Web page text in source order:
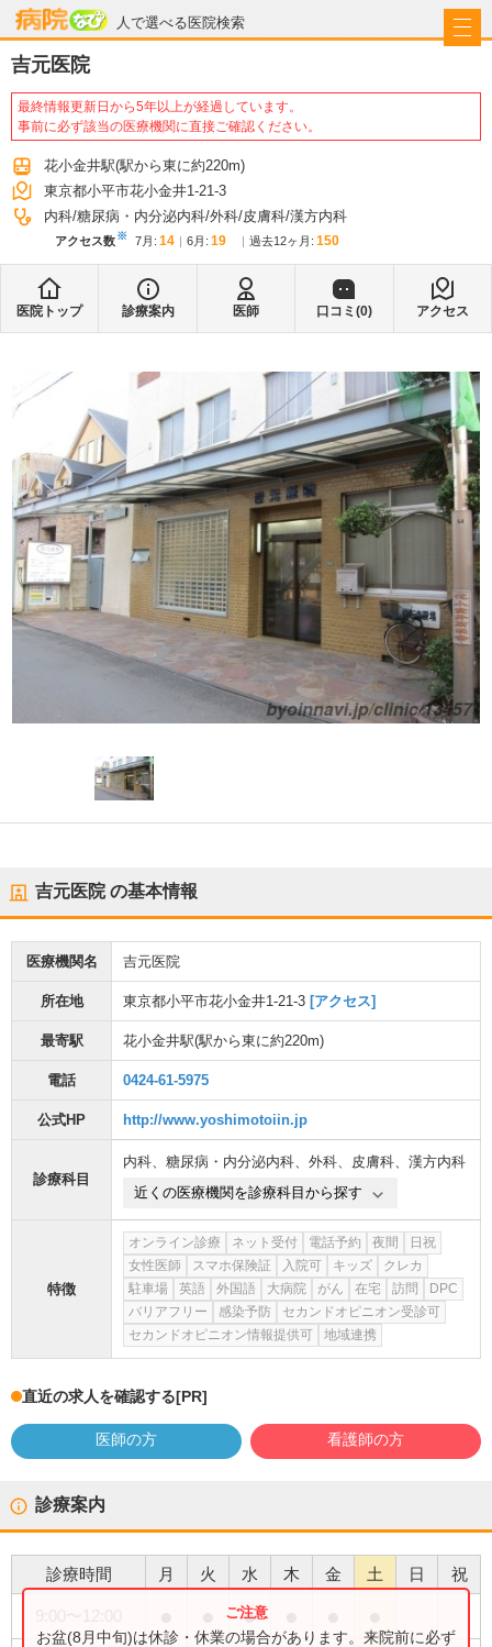
人で選べる医院検索
病院なび
吉元医院
最終情報更新日から5年以上が経過しています。
事前に必ず該当の医療機関に直接ご確認ください。
花小金井駅(駅から東に約220m)
東京都小平市花小金井1-21-3
内科 糖尿病・内分泌内科 外科 皮膚科 漢方内科
アクセス数※ 7月 : 14 6月 : 19 過去12ヶ月: 150
医院トップ 診療案内 医師 口コミ(0) アクセス
吉元医院の基本情報
医療機関名 吉元医院
所在地 東京都小平市花小金井1-21-3 [アクセス]
最寄駅 花小金井駅(駅から東に約220m)
電話 0424-61-5975
公式HP http://www.yoshimotoiin.jp
診療科目
内科、 糖尿病・内分泌内科、 外科、 皮膚科、 漢方内科
近くの医療機関を診療科目から探す
特徴
オンライン診療 ネット受付 電話予約 夜間
日祝
女性医師
スマホ保険証 入院可 キッズ
クレカ
駐車場
英語 外国語 大病院 がん 在宅 訪問
DPC
バリアフリー
感染予防
セカンドオピニオン受診可
セカンドオピニオン情報提供可
地域連携
直近の求人を確認する[PR]
医師の方 看護師の方
診療案内
診療時間 月 火 水 木 金 土 日 祝
●
お盆(8月中旬)は休診・休業の場合があります。来院前に必ず